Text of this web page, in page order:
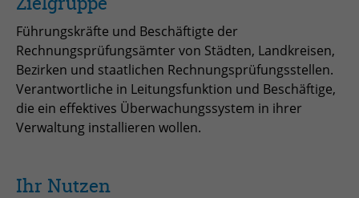
Zielgruppe
Führungskräfte und Beschäftigte der
Rechnungsprüfungsämter von Städten, Landkreisen,
Bezirken und staatlichen Rechnungsprüfungsstellen.
Verantwortliche in Leitungsfunktion und Beschäftige,
die ein effektives Überwachungssystem in ihrer
Verwaltung installieren wollen.
Ihr Nutzen
Name SgCookieOptin.lastPreferences
Anbieter
Laufzeit 1 Jahr
Name _pk_id
Anbieter Matomo
Laufzeit 1 Jahr
Tracking Anzahl eindeutiger und
Cookie-Informationen anzeigen
Einblendung von 3rd Party Content
Wir verwenden 3rd Party Content, um zusätzliche Inhalte
anzubieten, die wir nicht selbst speichern, die aber für
Webseitenbesucher nützlich sind, z.B. Kartendienste
oder Videos. Weitere Details entnehmen Sie den